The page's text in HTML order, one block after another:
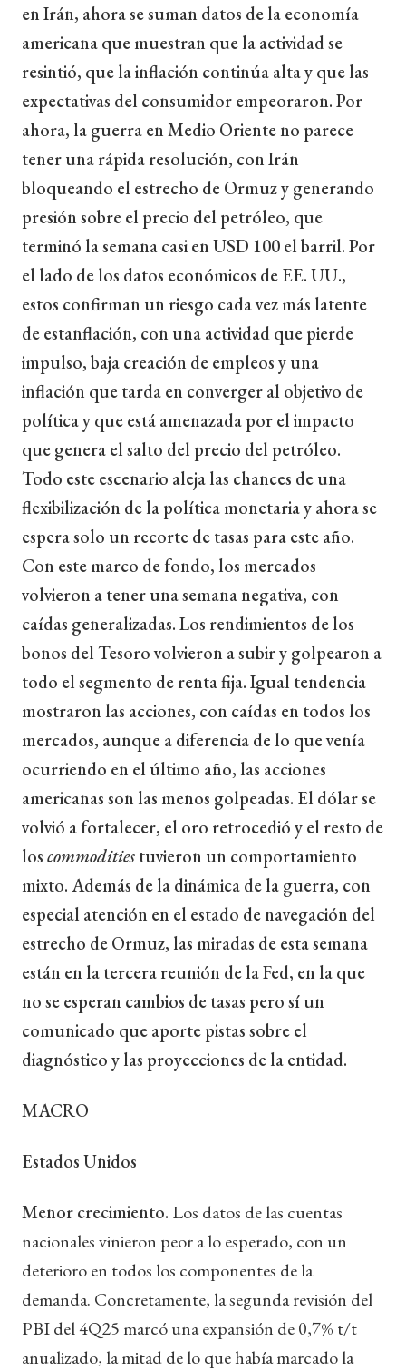
en Irán, ahora se suman datos de la economía
americana que muestran que la actividad se
resintió, que la inflación continúa alta y que las
expectativas del consumidor empeoraron. Por
ahora, la guerra en Medio Oriente no parece
tener una rápida resolución, con Irán
bloqueando el estrecho de Ormuz y generando
presión sobre el precio del petróleo, que
terminó la semana casi en USD 100 el barril. Por
el lado de los datos económicos de EE. UU.,
estos confirman un riesgo cada vez más latente
de estanflación, con una actividad que pierde
impulso, baja creación de empleos y una
inflación que tarda en converger al objetivo de
política y que está amenazada por el impacto
que genera el salto del precio del petróleo.
Todo este escenario aleja las chances de una
flexibilización de la política monetaria y ahora se
espera solo un recorte de tasas para este año.
Con este marco de fondo, los mercados
volvieron a tener una semana negativa, con
caídas generalizadas. Los rendimientos de los
bonos del Tesoro volvieron a subir y golpearon a
todo el segmento de renta fija. Igual tendencia
mostraron las acciones, con caídas en todos los
mercados, aunque a diferencia de lo que venía
ocurriendo en el último año, las acciones
americanas son las menos golpeadas. El dólar se
volvió a fortalecer, el oro retrocedió y el resto de
loscommoditiestuvieron un comportamiento
mixto. Además de la dinámica de la guerra, con
especial atención en el estado de navegación del
estrecho de Ormuz, las miradas de esta semana
están en la tercera reunión de la Fed, en la que
no se esperan cambios de tasas pero sí un
comunicado que aporte pistas sobre el
diagnóstico y las proyecciones de la entidad.
MACRO
Estados Unidos
Menor crecimiento. Los datos de las cuentas
nacionales vinieron peor a lo esperado, con un
deterioro en todos los componentes de la
demanda. Concretamente, la segunda revisión del
PBI del 4Q25 marcó una expansión de 0,7% t/t
anualizado, la mitad de lo que había marcado la